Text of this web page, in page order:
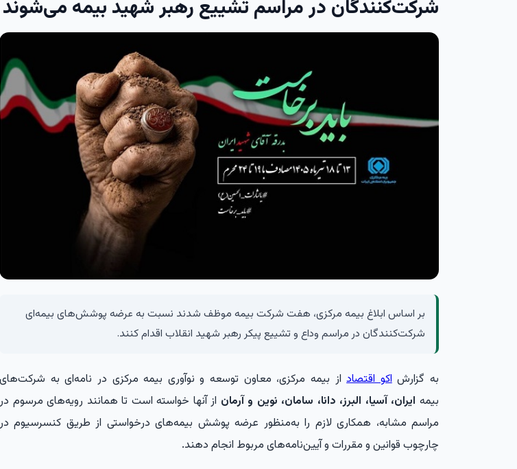
شرکت‌کنندگان در مراسم تشییع رهبر شهید بیمه می‌شوند
بر اساس ابلاغ بیمه مرکزی، هفت شرکت بیمه‌ موظف شدند نسبت به عرضه پوشش‌های بیمه‌ای
شرکت‌کنندگان در مراسم وداع و تشییع پیکر رهبر شهید انقلاب اقدام کنند.
به گزارشاکو اقتصاداز بیمه مرکزی، معاون توسعه و نوآوری بیمه مرکزی در نامه‌ای به شرکت‌های
بیمه ایران، آسیا، البرز، دانا، سامان، نوین و آرمان از آنها خواسته است تا همانند رویه‌های مرسوم در
مراسم مشابه، همکاری لازم را به‌منظور عرضه پوشش بیمه‌های درخواستی از طریق کنسرسیوم در
چارچوب قوانین و مقررات و آیین‌نامه‌های مربوط انجام دهند.